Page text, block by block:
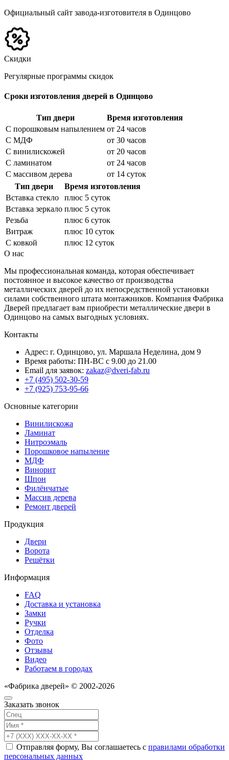
Официальный сайт завода-изготовителя в Одинцово
Скидки
Регулярные программы скидок
Сроки изготовления дверей в Одинцово
Тип двери
Время изготовления
С порошковым напылением от 24 часов
С МДФ
от 30 часов
С винилискожей
от 20 часов
С ламинатом
от 24 часов
С массивом дерева
от 14 суток
Тип двери
Время изготовления
Вставка стекло
плюс 5 суток
Вставка зеркало плюс 5 суток
Резьба
плюс 6 суток
Витраж
плюс 10 суток
С ковкой
плюс 12 суток
О нас
Мы профессиональная команда, которая обеспечивает
постоянное и высокое качество от производства
металлических дверей до их непосредственной установки
силами собственного штата монтажников. Компания Фабрика
Дверей предлагает вам приобрести металлические двери в
Одинцово на самых выгодных условиях.
Контакты
Адрес: г. Одинцово, ул. Маршала Неделина, дом 9
Время работы: ПН-ВС с 9.00 до 21.00
Email для заявок: zakaz@dveri-fab.ru
+7 (495) 502-30-59
+7 (925) 753-95-66
Основные категории
Винилискожа
Ламинат
Нитроэмаль
Порошковое напыление
МДФ
Винорит
Шпон
Филёнчатые
Массив дерева
Ремонт дверей
Продукция
Двери
Ворота
Решётки
Информация
FAQ
Доставка и установка
Замки
Ручки
Отделка
Фото
Отзывы
Видео
Работаем в городах
«Фабрика дверей» © 2002-2026
Заказать звонок
Отправляя форму, Вы соглашаетесь с правилами обработки
персональных данных